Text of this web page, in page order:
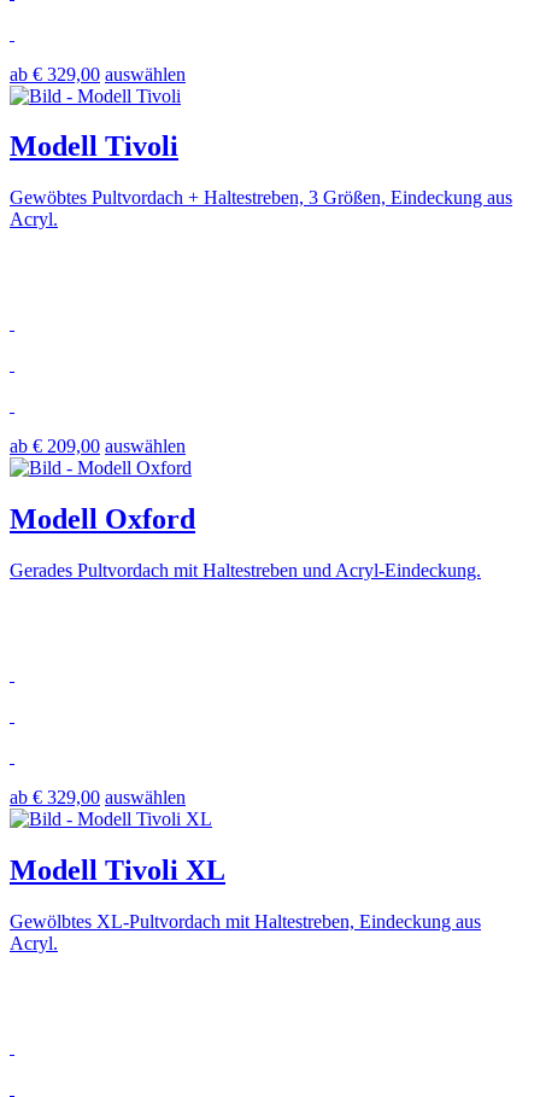
ab € 329,00 auswählen
Modell Tivoli
Gewöbtes Pultvordach + Haltestreben, 3 Größen, Eindeckung aus
Acryl.
ab € 209,00 auswählen
Modell Oxford
Gerades Pultvordach mit Haltestreben und Acryl-Eindeckung.
ab € 329,00 auswählen
Modell Tivoli XL
Gewölbtes XL-Pultvordach mit Haltestreben, Eindeckung aus
Acryl.